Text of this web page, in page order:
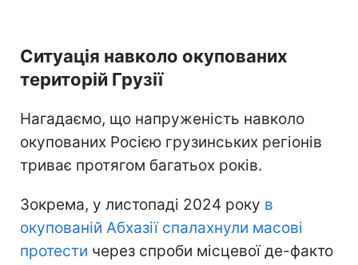
Ситуація навколо окупованих
територій Грузії
Нагадаємо, що напруженість навколо
окупованих Росією грузинських регіонів
триває протягом багатьох років.
Зокрема, у листопаді 2024 року в
окупованій Абхазії спалахнули масові
протести через спроби місцевої де-факто